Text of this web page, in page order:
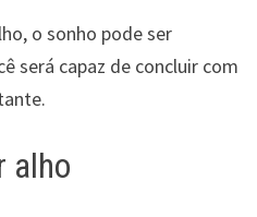
o sonho pode ser
será capaz de concluir com
alho